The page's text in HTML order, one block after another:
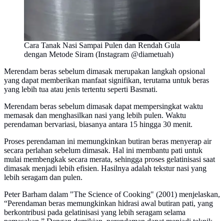
Cara Tanak Nasi Sampai Pulen dan Rendah Gula
dengan Metode Siram (Instagram @diametuah)
Merendam beras sebelum dimasak merupakan langkah opsional
yang dapat memberikan manfaat signifikan, terutama untuk beras
yang lebih tua atau jenis tertentu seperti Basmati.
Merendam beras sebelum dimasak dapat mempersingkat waktu
memasak dan menghasilkan nasi yang lebih pulen. Waktu
perendaman bervariasi, biasanya antara 15 hingga 30 menit.
Proses perendaman ini memungkinkan butiran beras menyerap air
secara perlahan sebelum dimasak. Hal ini membantu pati untuk
mulai membengkak secara merata, sehingga proses gelatinisasi saat
dimasak menjadi lebih efisien. Hasilnya adalah tekstur nasi yang
lebih seragam dan pulen.
Peter Barham dalam "The Science of Cooking" (2001) menjelaskan,
“Perendaman beras memungkinkan hidrasi awal butiran pati, yang
berkontribusi pada gelatinisasi yang lebih seragam selama